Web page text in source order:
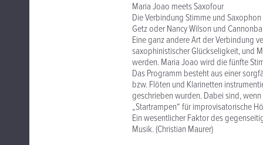
Maria Joao meets Saxofour
Die Verbindung Stimme und
Getz oder Nancy Wilson und
Eine ganz andere Art der Verbindung
saxophinistischer Glückseligkeit, und
werden. Maria Joao wird die fünfte
Das Programm besteht aus einer
bzw. Flöten und Klarinetten
geschrieben wurden. Dabei sind,
„Startrampen“ für improvisatorische
Ein wesentlicher Faktor des
Musik. (Christian Maurer)